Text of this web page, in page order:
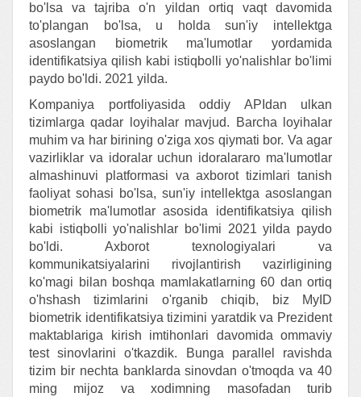
bo'lsa va tajriba o'n yildan ortiq vaqt davomida
to'plangan bo'lsa, u holda sun'iy intellektga
asoslangan biometrik ma'lumotlar yordamida
identifikatsiya qilish kabi istiqbolli yo'nalishlar bo'limi
paydo bo'ldi. 2021 yilda.
Kompaniya portfoliyasida oddiy APIdan ulkan
tizimlarga qadar loyihalar mavjud. Barcha loyihalar
muhim va har birining o'ziga xos qiymati bor. Va agar
vazirliklar va idoralar uchun idoralararo ma'lumotlar
almashinuvi platformasi va axborot tizimlari tanish
faoliyat sohasi bo'lsa, sun'iy intellektga asoslangan
biometrik ma'lumotlar asosida identifikatsiya qilish
kabi istiqbolli yo'nalishlar bo'limi 2021 yilda paydo
bo'ldi. Axborot texnologiyalari va
kommunikatsiyalarini rivojlantirish vazirligining
ko'magi bilan boshqa mamlakatlarning 60 dan ortiq
o'hshash tizimlarini o'rganib chiqib, biz MyID
biometrik identifikatsiya tizimini yaratdik va Prezident
maktablariga kirish imtihonlari davomida ommaviy
test sinovlarini o'tkazdik. Bunga parallel ravishda
tizim bir nechta banklarda sinovdan o'tmoqda va 40
ming mijoz va xodimning masofadan turib